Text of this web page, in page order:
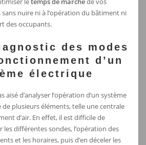
sans nuire ni à l’opération du bâtiment ni
des occupants.
des modes
d’un
électrique
aisé d’analyser l’opération d’un système
de plusieurs éléments, telle une centrale
d’air. En effet, il est difficile de
les différentes sondes, l’opération des
et les horaires, puis d’en déceler les